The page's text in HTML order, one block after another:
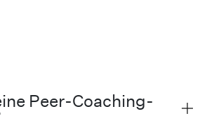
Peer-Coaching-